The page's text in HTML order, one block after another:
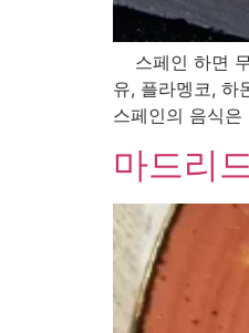
스페인 하면
유, 플라멩코, 하
스페인의 음식
마드리